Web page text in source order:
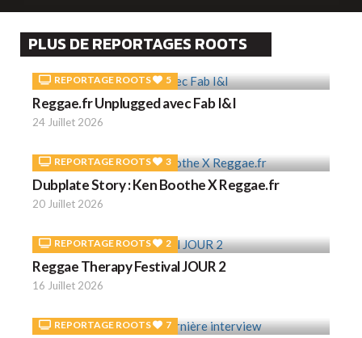
PLUS DE REPORTAGES ROOTS
REPORTAGE ROOTS 5
Reggae.fr Unplugged avec Fab I&I
24 Juillet 2026
REPORTAGE ROOTS 3
Dubplate Story : Ken Boothe X Reggae.fr
20 Juillet 2026
REPORTAGE ROOTS 2
Reggae Therapy Festival JOUR 2
16 Juillet 2026
REPORTAGE ROOTS 7